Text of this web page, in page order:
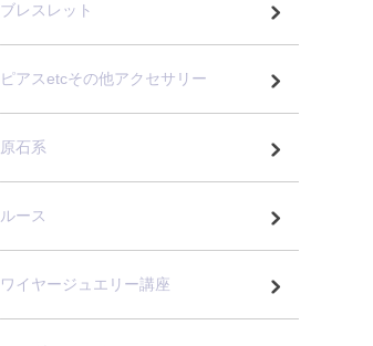
ブレスレット
ピアスetcその他アクセサリー
原石系
ルース
ワイヤージュエリー講座